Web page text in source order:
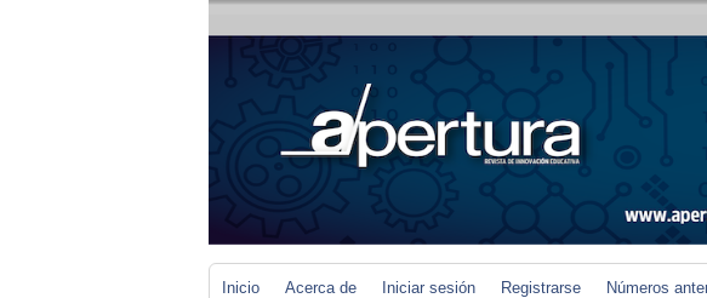
Inicio Acerca de Iniciar sesión Registrarse Números